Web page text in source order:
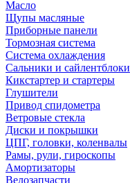
Масло
Щупы масляные
Приборные панели
Тормозная система
Система охлаждения
Сальники и сайлентблоки
Кикстартер и стартеры
Глушители
Привод спидометра
Ветровые стекла
Диски и покрышки
ЦПГ, головки, коленвалы
Рамы, рули, гироскопы
Амортизаторы
Велозапчасти